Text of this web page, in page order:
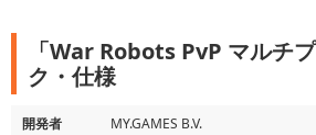
「War Robots PvP マルチ
ク・仕様
開発者
MY.GAMES B.V.